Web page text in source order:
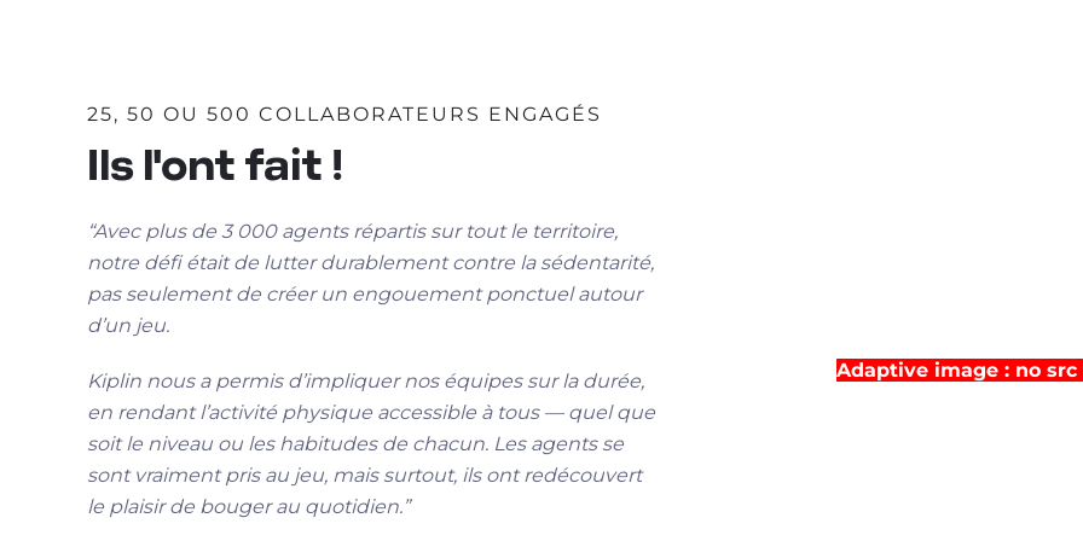
Adaptive image : no src
25, 50 OU 500 COLLABORATEURS ENGAGÉS
Ils l'ont fait !
“Avec plus de 3 000 agents répartis sur tout le territoire,
notre défi était de lutter durablement contre la sédentarité,
pas seulement de créer un engouement ponctuel autour
d’un jeu.
Kiplin nous a permis d’impliquer nos équipes sur la durée,
en rendant l’activité physique accessible à tous — quel que
soit le niveau ou les habitudes de chacun. Les agents se
sont vraiment pris au jeu, mais surtout, ils ont redécouvert
le plaisir de bouger au quotidien.”